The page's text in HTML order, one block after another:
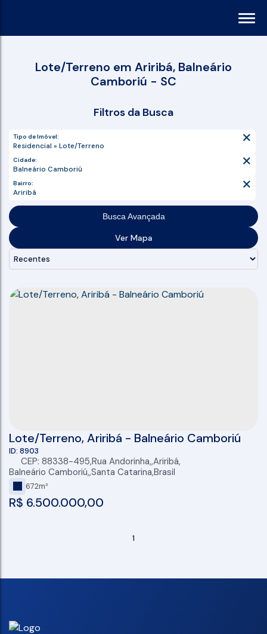
Lote/Terreno em Ariribá, Balneário
Camboriú - SC
Residencial » Lote/Terreno
Balneário Camboriú
Busca Avançada
Ver Mapa
Lote/Terreno, Ariribá - Balneário Camboriú
R$ 6.500.000,00
8903
CEP: 88338-495,Rua Andorinha ,Ariribá,
Balneário Camboriú ,Santa Catarina,Brasil
672m²
1